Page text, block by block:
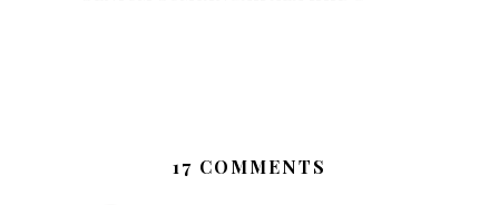
17 COMMENTS